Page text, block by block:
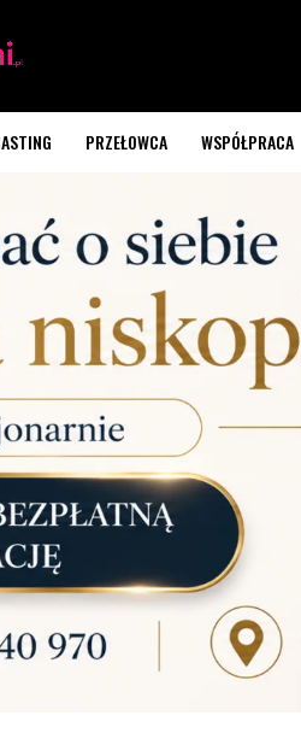
PRZEŁOWCA WSPÓŁPRACA